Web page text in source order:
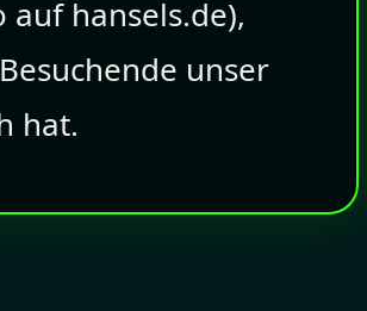
auf hansels.de),
unser
hat.